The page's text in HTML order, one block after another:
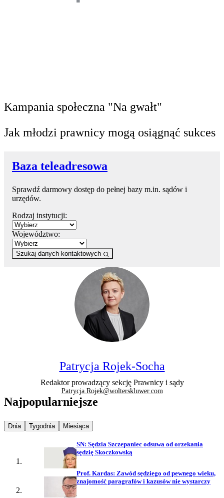
Kampania społeczna "Na gwałt"
Jak młodzi prawnicy mogą osiągnąć sukces
Baza teleadresowa
Sprawdź darmowy dostęp do pełnej bazy m.in. sądów i
urzędów.
Rodzaj instytucji:
Województwo:
Szukaj danych kontaktowych
Patrycja Rojek-Socha
Redaktor prowadzący sekcję Prawnicy i sądy
Patrycja.Rojek@wolterskluwer.com
Najpopularniejsze
Najpopularniejsze wiadomości z
Dnia Najpopularniejsze wiadomości z
Tygodnia Najpopularniejsze wiadomości z
Miesiąca
SN: Sędzia Szczepaniec odsuwa od orzekania
sędzię Skoczkowską
Prof. Kardas: Zawód sędziego od pewnego wieku,
znajomość paragrafów i kazusów nie wystarczy